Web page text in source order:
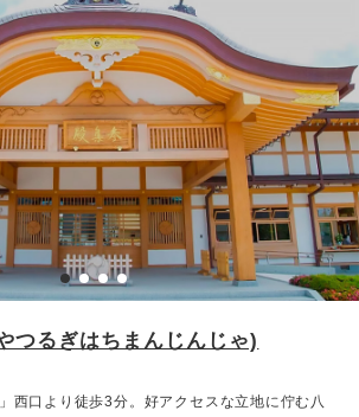
つるぎはちまんじんじゃ)
西口より徒歩3分。好アクセスな立地に佇む八